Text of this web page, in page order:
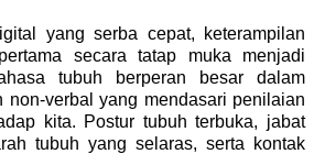
yang serba cepat, keterampilan
secara tatap muka menjadi
tubuh berperan besar dalam
non-verbal yang mendasari penilaian
kita. Postur tubuh terbuka, jabat
tubuh yang selaras, serta kontak